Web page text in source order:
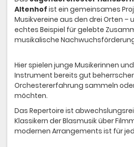
Altenhof ist ein gemeinsames
Musikvereine aus den drei Orten –
echtes Beispiel für gelebte
musikalische
Hier spielen junge Musikerinnen
Instrument bereits gut
Orchestererfahrung sammeln
möchten.
Das Repertoire ist
Klassikern der Blasmusik über
modernen Arrangements ist für